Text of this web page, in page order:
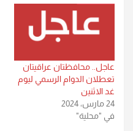
عاجل.. محافظتان عراقيتان
تعطلان الدوام الرسمي ليوم
غد الاثنين
24 مارس، 2024
في "محلية"